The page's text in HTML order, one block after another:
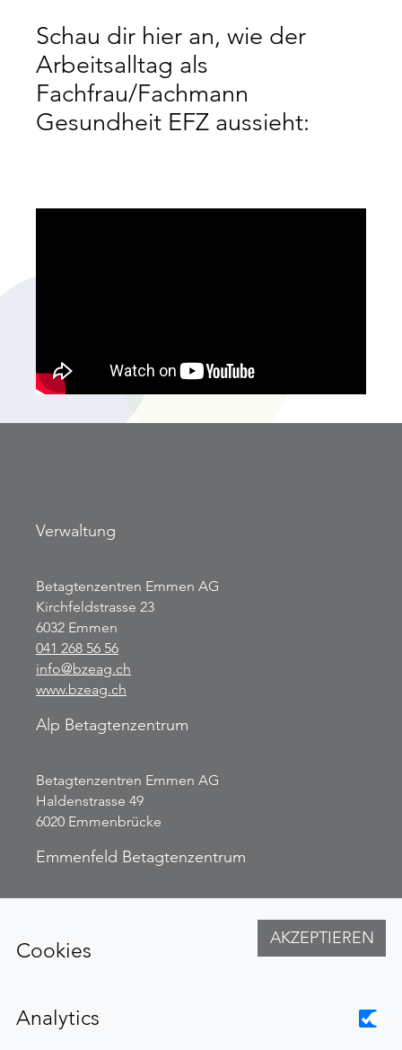
Schau dir hier an, wie der
Arbeitsalltag als
Fachfrau/Fachmann
Gesundheit EFZ aussieht:
Cookies
AKZEPTIEREN
Analytics
Verwaltung
Betagtenzentren Emmen AG
Kirchfeldstrasse 23
6032 Emmen
041 268 56 56
info@bzeag.ch
www.bzeag.ch
Alp Betagtenzentrum
Betagtenzentren Emmen AG
Haldenstrasse 49
6020 Emmenbrücke
Emmenfeld Betagtenzentrum
6032 Emmen
Weitere Links